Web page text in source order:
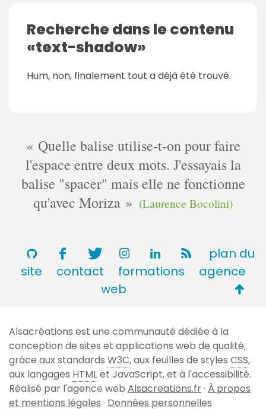
Recherche dans le contenu
text-shadow
Hum, non, finalement tout a déjà été trouvé.
Quelle balise utilise-t-on pour faire
l'espace entre deux mots. J'essayais la
balise "spacer" mais elle ne fonctionne
qu'avec Moriza
(Laurence Bocolini)
plan du
site
contact formations
agence
web
de
page
Alsacréations est une communauté dédiée à la
conception de sites et applications web de qualité,
grâce aux standards W3C, aux feuilles de styles CSS,
aux langages HTMLet JavaScript, et à l'accessibilité.
Réalisé par l'agence web Alsacreations.fr· À propos
et mentions légales · Données personnelles